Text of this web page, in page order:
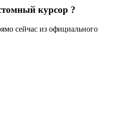
курсор ?
сейчас из официального